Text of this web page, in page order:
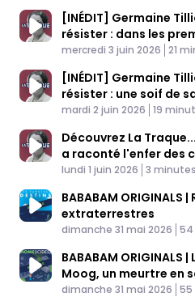
[INÉDIT] Germaine
résister : dans les
Résistance (2/4)
Published At
mercredi 3 juin 2026 Time
21
[INÉDIT] Germaine
résister : une soif de
Published At
mardi 2 juin 2026 Time
19
Découvrez La
a raconté l'enfer des
Germaine Tillion
Published At
lundi 1 juin 2026 Time
3 minutes
BABABAM ORIGINALS
extraterrestres
Published At
dimanche 31 mai 2026
BABABAM ORIGINALS
Moog, un meurtre en
Published At
dimanche 31 mai 2026 55